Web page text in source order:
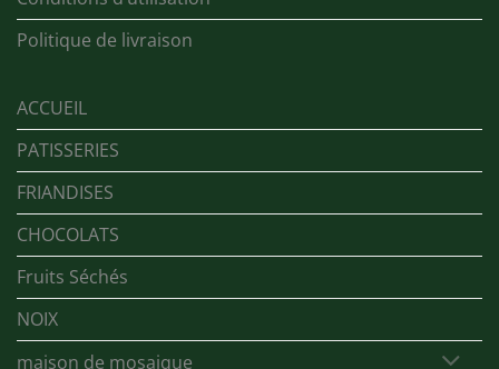
Politique de livraison
ACCUEIL
PATISSERIES
FRIANDISES
CHOCOLATS
Fruits Séchés
NOIX
maison de mosaique